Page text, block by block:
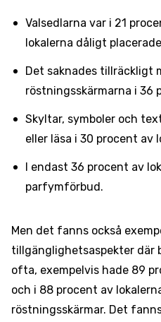
Valsedlarna var i 21
lokalerna dåligt
Det saknades tillräckligt
röstningsskärmarna i 36
Skyltar, symboler och
eller läsa i 30 procent av
I endast 36 procent av
parfymförbud.
Men det fanns också
tillgänglighetsaspekter där
ofta, exempelvis hade 89
och i 88 procent av
röstningsskärmar. Det